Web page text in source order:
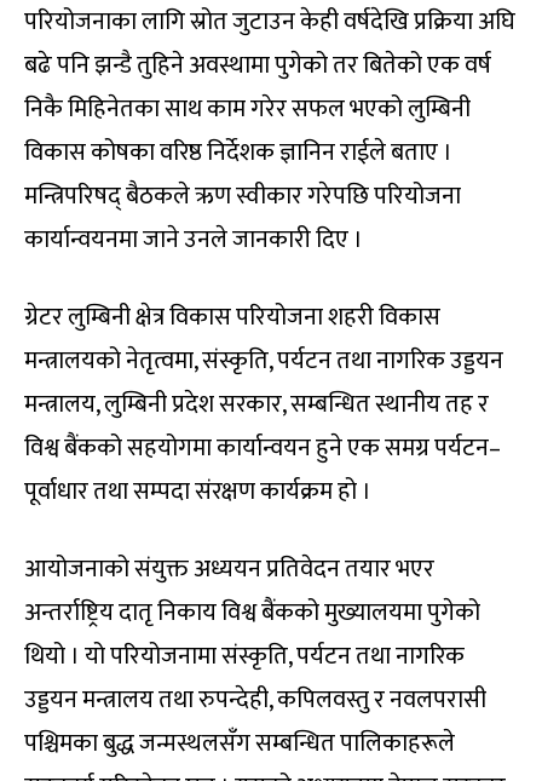
परियोजनाका लागि स्रोत जुटाउन केही वर्षदेखि प्रक्रिया अघि
बढे पनि झन्डै तुहिने अवस्थामा पुगेको तर बितेको एक वर्ष
निकै मिहिनेतका साथ काम गरेर सफल भएको लुम्बिनी
विकास कोषका वरिष्ठ निर्देशक ज्ञानिन राईले बताए ।
मन्त्रिपरिषद् बैठकले ऋण स्वीकार गरेपछि परियोजना
कार्यान्वयनमा जाने उनले जानकारी दिए ।
ग्रेटर लुम्बिनी क्षेत्र विकास परियोजना शहरी विकास
मन्त्रालयको नेतृत्वमा, संस्कृति, पर्यटन तथा नागरिक उड्डयन
मन्त्रालय, लुम्बिनी प्रदेश सरकार, सम्बन्धित स्थानीय तह र
विश्व बैंकको सहयोगमा कार्यान्वयन हुने एक समग्र पर्यटन–
पूर्वाधार तथा सम्पदा संरक्षण कार्यक्रम हो ।
आयोजनाको संयुक्त अध्ययन प्रतिवेदन तयार भएर
अन्तर्राष्ट्रिय दातृ निकाय विश्व बैंकको मुख्यालयमा पुगेको
थियो । यो परियोजनामा संस्कृति, पर्यटन तथा नागरिक
उड्डयन मन्त्रालय तथा रुपन्देही, कपिलवस्तु र नवलपरासी
पश्चिमका बुद्ध जन्मस्थलसँग सम्बन्धित पालिकाहरूले